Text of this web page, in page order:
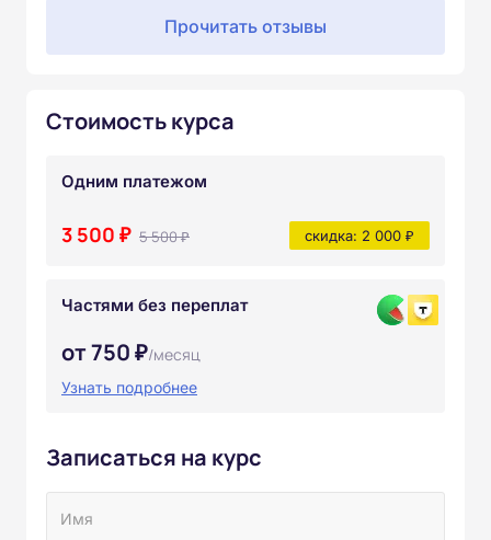
Прочитать отзывы
Стоимость курса
Одним платежом
3 500 ₽ 5 500 ₽ скидка: 2 000 ₽
Частями без переплат
от 750 ₽/месяц
Узнать подробнее
Записаться на курс